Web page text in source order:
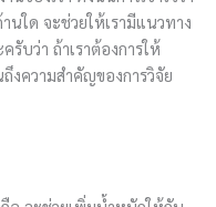
นใด จะช่วยให้เรามีแนวทาง
บว่า ถ้าเราต้องการให้
งความสำคัญของการวิจัย